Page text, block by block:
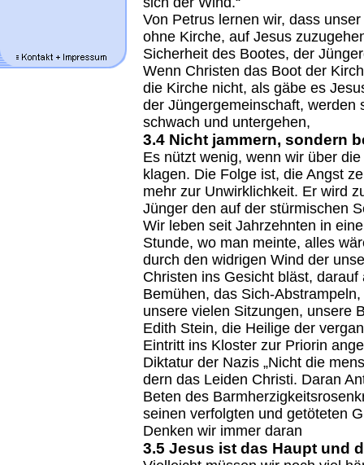
Von Petrus lernen wir, dass
ohne Kirche, auf Jesus
Sicherheit des Bootes, der
Wenn Christen das Boot der
die Kirche nicht, als gäbe es
der Jüngergemeinschaft, werden
schwach und untergehen,
3.4 Nicht jammern, sondern
Es nützt wenig, wenn wir über
klagen. Die Folge ist, die Angst
mehr zur Unwirklichkeit. Er wird
Jünger den auf der stürmischen
Wir leben seit Jahrzehnten in
Stunde, wo man meinte, alles
durch den widrigen Wind der
Christen ins Gesicht bläst,
Bemühen, das Sich-
unsere vielen Sitzungen, unsere
Edith Stein, die Heilige der
Eintritt ins Kloster zur Priorin
Diktatur der Nazis „Nicht die
dern das Lei­den Chri­sti. Dar­an
Beten des
seinen verfolgten und getöteten
Denken wir immer daran
3.5 Jesus ist das Haupt und